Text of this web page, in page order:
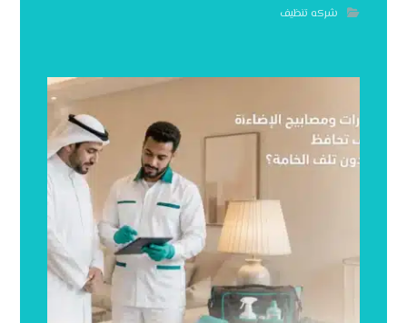
شركه تنظيف